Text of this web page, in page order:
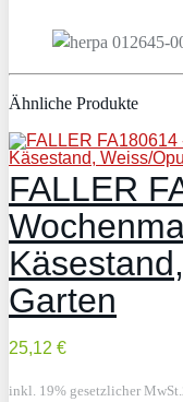
Ähnliche Produkte
FALLER
Garten
25,12 €
inkl. 19% gesetzlicher MwSt.